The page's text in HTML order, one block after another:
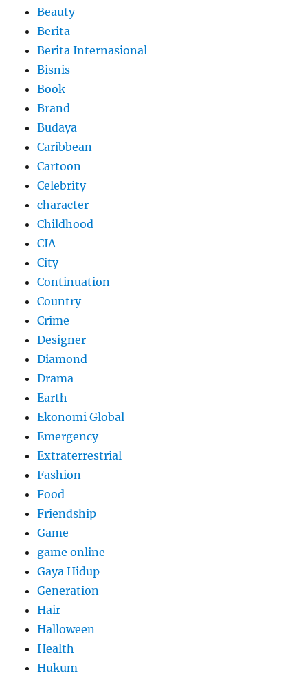
Beauty
Berita
Berita Internasional
Bisnis
Book
Brand
Budaya
Caribbean
Cartoon
Celebrity
character
Childhood
CIA
City
Continuation
Country
Crime
Designer
Diamond
Drama
Earth
Ekonomi Global
Emergency
Extraterrestrial
Fashion
Food
Friendship
Game
game online
Gaya Hidup
Generation
Hair
Halloween
Health
Hukum